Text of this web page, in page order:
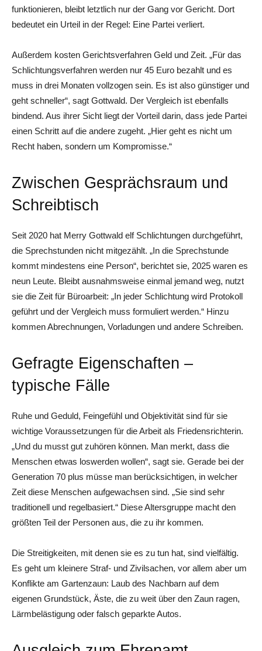
funktionieren, bleibt letztlich nur der Gang vor Gericht. Dort
bedeutet ein Urteil in der Regel: Eine Partei verliert.
Außerdem kosten Gerichtsverfahren Geld und Zeit. „Für das
Schlichtungsverfahren werden nur 45 Euro bezahlt und es
muss in drei Monaten vollzogen sein. Es ist also günstiger und
geht schneller“, sagt Gottwald. Der Vergleich ist ebenfalls
bindend. Aus ihrer Sicht liegt der Vorteil darin, dass jede Partei
einen Schritt auf die andere zugeht. „Hier geht es nicht um
Recht haben, sondern um Kompromisse.“
Zwischen Gesprächsraum und
Schreibtisch
Seit 2020 hat Merry Gottwald elf Schlichtungen durchgeführt,
die Sprechstunden nicht mitgezählt. „In die Sprechstunde
kommt mindestens eine Person“, berichtet sie, 2025 waren es
neun Leute. Bleibt ausnahmsweise einmal jemand weg, nutzt
sie die Zeit für Büroarbeit: „In jeder Schlichtung wird Protokoll
geführt und der Vergleich muss formuliert werden.“ Hinzu
kommen Abrechnungen, Vorladungen und andere Schreiben.
Gefragte Eigenschaften –
typische Fälle
Ruhe und Geduld, Feingefühl und Objektivität sind für sie
wichtige Voraussetzungen für die Arbeit als Friedensrichterin.
„Und du musst gut zuhören können. Man merkt, dass die
Menschen etwas loswerden wollen“, sagt sie. Gerade bei der
Generation 70 plus müsse man berücksichtigen, in welcher
Zeit diese Menschen aufgewachsen sind. „Sie sind sehr
traditionell und regelbasiert.“ Diese Altersgruppe macht den
größten Teil der Personen aus, die zu ihr kommen.
Die Streitigkeiten, mit denen sie es zu tun hat, sind vielfältig.
Es geht um kleinere Straf- und Zivilsachen, vor allem aber um
Konflikte am Gartenzaun: Laub des Nachbarn auf dem
eigenen Grundstück, Äste, die zu weit über den Zaun ragen,
Lärmbelästigung oder falsch geparkte Autos.